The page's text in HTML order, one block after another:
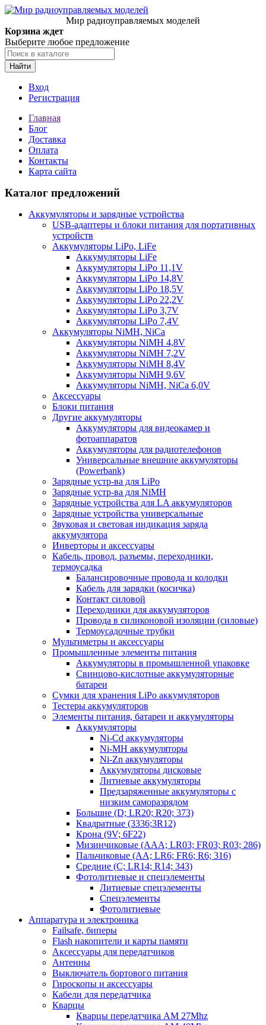
Мир радиоуправляемых моделей
Корзина ждет
Выберите любое предложение
Найти
Вход
Регистрация
Главная
Блог
Доставка
Оплата
Контакты
Карта сайта
Каталог предложений
Аккумуляторы и зарядные устройства
USB-адаптеры и блоки питания для портативных
устройств
Аккумуляторы LiPo, LiFe
Аккумуляторы LiFe
Аккумуляторы LiPo 11,1V
Аккумуляторы LiPo 14,8V
Аккумуляторы LiPo 18,5V
Аккумуляторы LiPo 22,2V
Аккумуляторы LiPo 3,7V
Аккумуляторы LiPo 7,4V
Аккумуляторы NiMH, NiCa
Аккумуляторы NiMH 4,8V
Аккумуляторы NiMH 7,2V
Аккумуляторы NiMH 8,4V
Аккумуляторы NiMH 9,6V
Аккумуляторы NiMH, NiCa 6,0V
Аксессуары
Блоки питания
Другие аккумуляторы
Аккумуляторы для видеокамер и
фотоаппаратов
Аккумуляторы для радиотелефонов
Универсальные внешние аккумуляторы
(Powerbank)
Зарядные устр-ва для LiPo
Зарядные устр-ва для NiMH
Зарядные устройства для LA аккумуляторов
Зарядные устройства универсальные
Звуковая и световая индикация заряда
аккумулятора
Инверторы и аксессуары
Кабель, провод, разъемы, переходники,
термоусадка
Балансировочные провода и колодки
Кабель для зарядки (косичка)
Контакт силовой
Переходники для аккумуляторов
Провода в силиконовой изоляции (силовые)
Термоусадочные трубки
Мультиметры и аксессуары
Промышленные элементы питания
Аккумуляторы в промышленной упаковке
Свинцово-кислотные аккумуляторные
батареи
Сумки для хранения LiPo аккумуляторов
Тестеры аккумуляторов
Элементы питания, батареи и аккумуляторы
Аккумуляторы
Ni-Cd аккумуляторы
Ni-MH аккумуляторы
Ni-Zn аккумуляторы
Аккумуляторы дисковые
Литиевые аккумуляторы
Предзаряженные аккумуляторы с
низким саморазрядом
Большие (D; LR20; R20; 373)
Квадратные (3336;3R12)
Крона (9V; 6F22)
Мизинчиковые (AAA; LR03; FR03; R03; 286)
Пальчиковые (AA; LR6; FR6; R6; 316)
Средние (C; LR14; R14; 343)
Фотолитиевые и спецэлементы
Литиевые спецэлементы
Спецэлементы
Фотолитиевые
Аппаратура и электроника
Failsafe, биперы
Flash накопители и карты памяти
Аксессуары для передатчиков
Антенны
Выключатель бортового питания
Гироскопы и аксессуары
Кабели для передатчика
Кварцы
Кварцы передатчика AM 27Mhz